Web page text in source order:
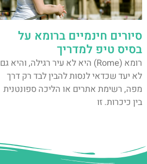
סיורים חינמיים ברומא על
בסיס טיפ למדריך
רומא (Rome) היא לא עיר רגילה, והיא גם
לא יעד שכדאי לנסות להבין לבד רק דרך
מפה, רשימת אתרים או הליכה ספונטנית
בין כיכרות. זו